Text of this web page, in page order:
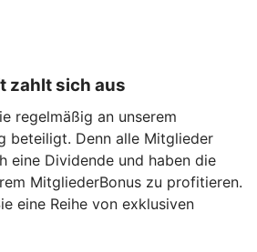
zahlt sich aus
regelmäßig an unserem
beteiligt. Denn alle Mitglieder
eine Dividende und haben die
MitgliederBonus zu profitieren.
eine Reihe von exklusiven